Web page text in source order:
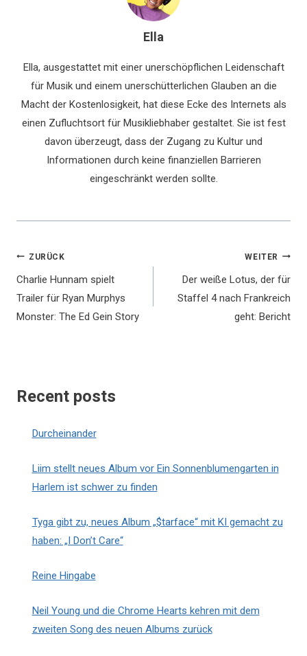
Ella
Ella, ausgestattet mit einer unerschöpflichen Leidenschaft
für Musik und einem unerschütterlichen Glauben an die
Macht der Kostenlosigkeit, hat diese Ecke des Internets als
einen Zufluchtsort für Musikliebhaber gestaltet. Sie ist fest
davon überzeugt, dass der Zugang zu Kultur und
Informationen durch keine finanziellen Barrieren
eingeschränkt werden sollte.
Beitragsnavigation
ZURÜCK
Charlie Hunnam spielt
Trailer für Ryan Murphys
Monster: The Ed Gein Story
WEITER
Der weiße Lotus, der für
Staffel 4 nach Frankreich
geht: Bericht
Recent posts
Durcheinander
Liim stellt neues Album vor Ein Sonnenblumengarten in
Harlem ist schwer zu finden
Tyga gibt zu, neues Album „$tarface“ mit KI gemacht zu
haben: „I Don’t Care“
Reine Hingabe
Neil Young und die Chrome Hearts kehren mit dem
zweiten Song des neuen Albums zurück